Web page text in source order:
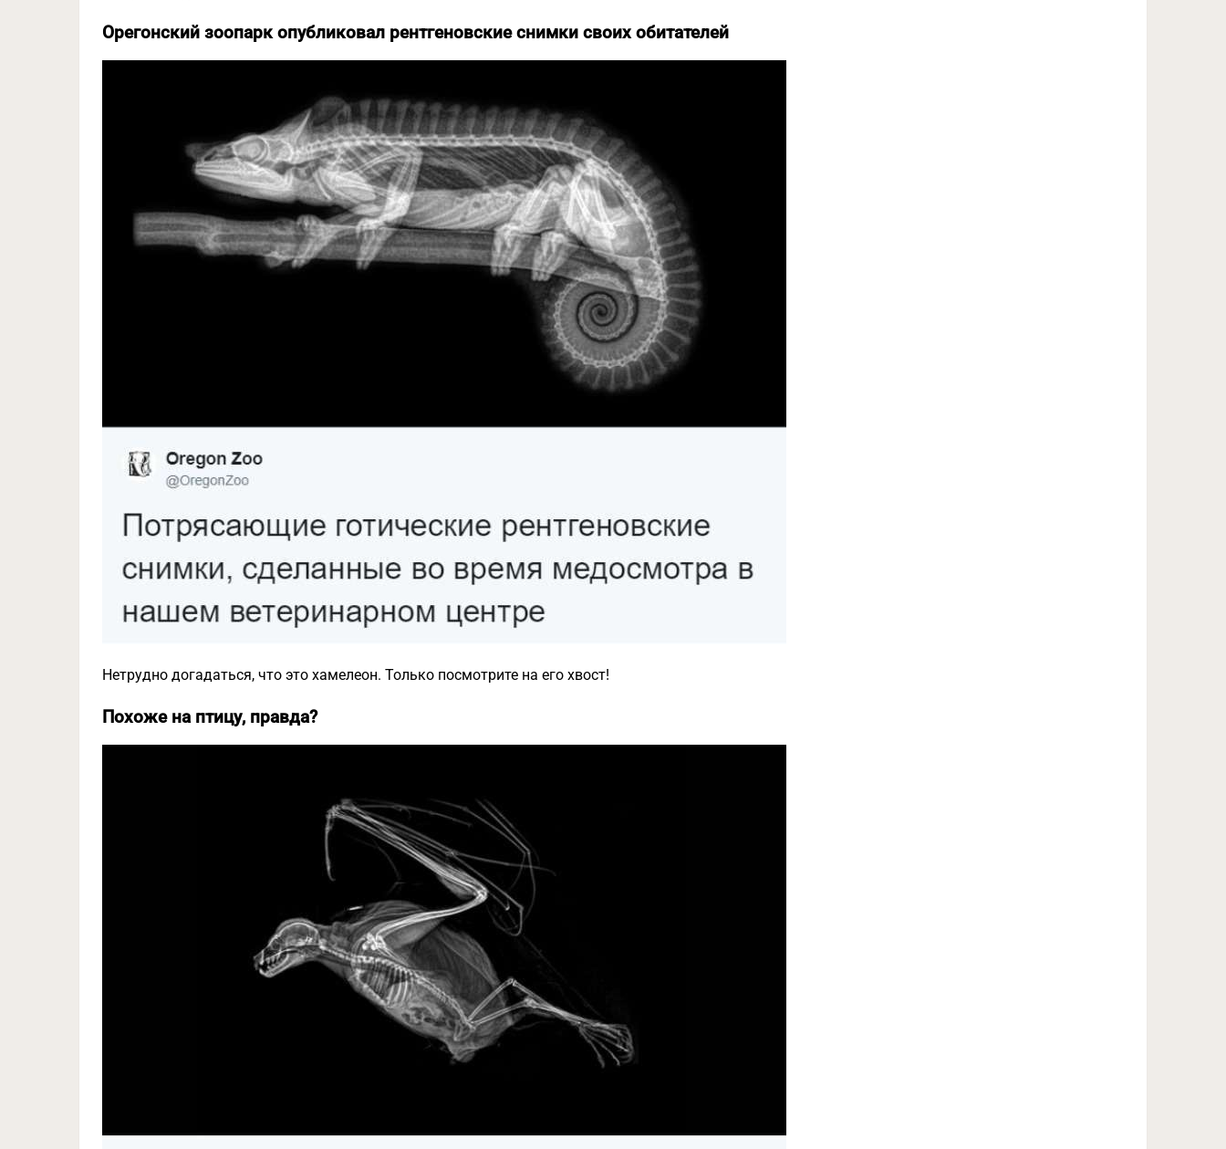
Орегонский зоопарк опубликовал рентгеновские снимки своих обитателей
Нетрудно догадаться, что это хамелеон. Только посмотрите на его хвост!
Похоже на птицу, правда?